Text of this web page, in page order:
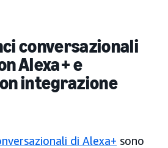
conversazionali
Alexa+ e
integrazione
di Alexa+ sono